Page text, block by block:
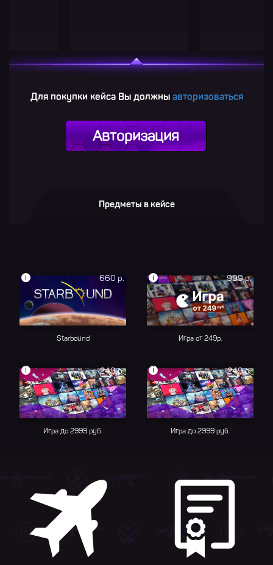
Для покупки кейса Вы должны авторизоваться
Авторизация
Предметы в кейсе
660 р.
i
Starbound
999 р.
i
Игра от 249р.
249 р.
i
Игра до 2999 руб.
249 р.
i
Игра до 2999 руб.